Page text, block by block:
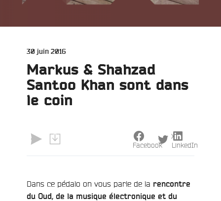
Publié
30 juin 2016
Markus & Shahzad
Santoo Khan sont dans
le coin
Dans ce pédalo on vous parle de la rencontre
du Oud, de la musique électronique et du
Facebook
X
LinkedIn